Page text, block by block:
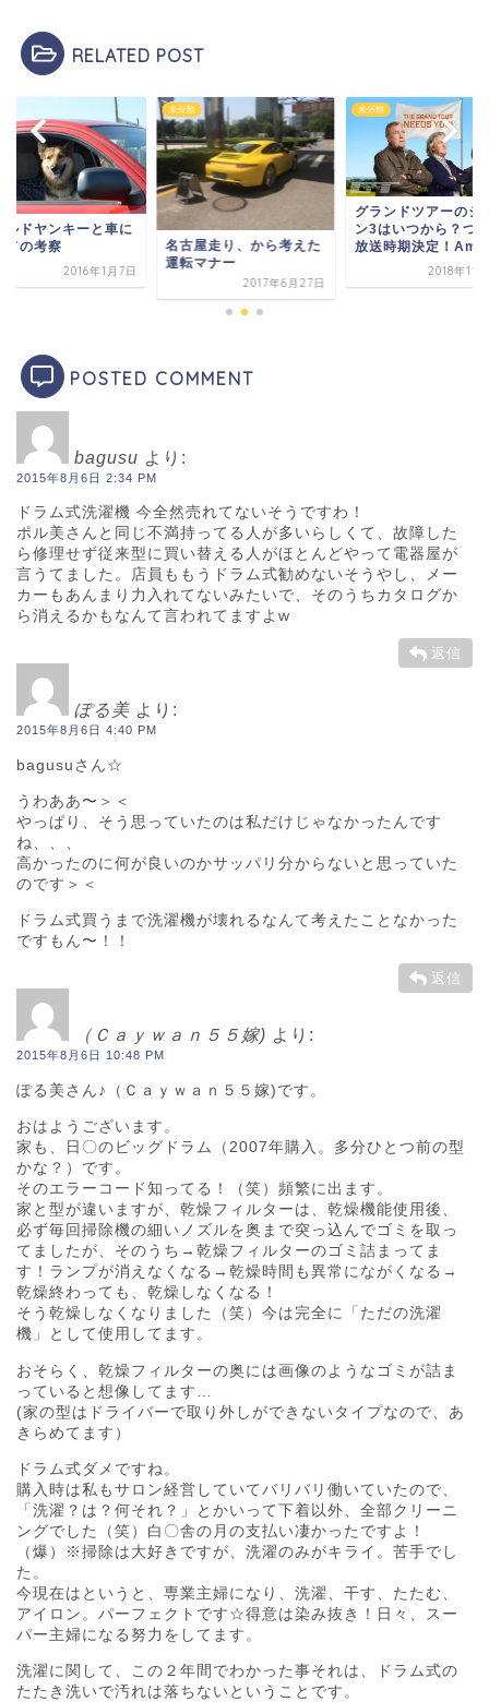
RELATED POST
ルドヤンキーと車に
ての考察
2016年1月7日
未分類
名古屋走り、から考えた
運転マナー
2017年6月27日
未分類
グランドツアーのシ
ン3はいつから？つ
放送時期決定！
2018年11
POSTED COMMENT
bagusu より:
2015年8月6日 2:34 PM
ドラム式洗濯機 今全然売れてないそうですわ！
ポル美さんと同じ不満持ってる人が多いらしくて、故障した
ら修理せず従来型に買い替える人がほとんどやって電器屋が
言うてました。店員ももうドラム式勧めないそうやし、メー
カーもあんまり力入れてないみたいで、そのうちカタログか
ら消えるかもなんて言われてますよw
返信
ぽる美 より:
2015年8月6日 4:40 PM
bagusuさん☆
うわああ〜＞＜
やっぱり、そう思っていたのは私だけじゃなかったんです
ね、、、
高かったのに何が良いのかサッパリ分からないと思っていた
のです＞＜
ドラム式買うまで洗濯機が壊れるなんて考えたことなかった
ですもん〜！！
返信
（Ｃａｙｗａｎ５５嫁) より:
2015年8月6日 10:48 PM
ぽる美さん♪（Ｃａｙｗａｎ５５嫁)です。
おはようございます。
家も、日〇のビッグドラム（2007年購入。多分ひとつ前の型
かな？）です。
そのエラーコード知ってる！（笑）頻繁に出ます。
家と型が違いますが、乾燥フィルターは、乾燥機能使用後、
必ず毎回掃除機の細いノズルを奥まで突っ込んでゴミを取っ
てましたが、そのうち→乾燥フィルターのゴミ詰まってま
す！ランプが消えなくなる→乾燥時間も異常にながくなる→
乾燥終わっても、乾燥しなくなる！
そう乾燥しなくなりました（笑）今は完全に「ただの洗濯
機」として使用してます。
おそらく、乾燥フィルターの奥には画像のようなゴミが詰ま
っていると想像してます…
(家の型はドライバーで取り外しができないタイプなので、あ
きらめてます）
ドラム式ダメですね。
購入時は私もサロン経営していてバリバリ働いていたので、
「洗濯？は？何それ？」とかいって下着以外、全部クリーニ
ングでした（笑）白〇舎の月の支払い凄かったですよ！
（爆）※掃除は大好きですが、洗濯のみがキライ。苦手でし
た。
今現在はというと、専業主婦になり、洗濯、干す、たたむ、
アイロン。パーフェクトです☆得意は染み抜き！日々、スー
パー主婦になる努力をしてます。
洗濯に関して、この２年間でわかった事それは、ドラム式の
たたき洗いで汚れは落ちないということです。